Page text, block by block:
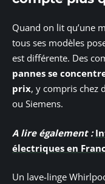
Quand on lit qu’une
tous ses modèles
est différente. Des
pannes se
prix, y compris chez
ou Siemens.
A lire également :
électriques en
Un lave-linge